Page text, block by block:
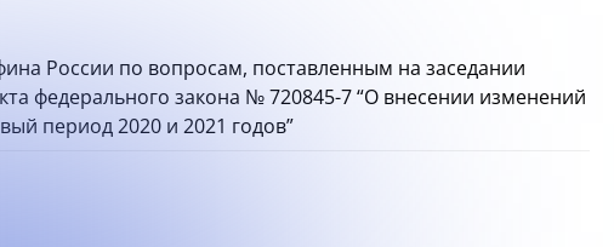
России по вопросам, поставленным на заседании
федерального закона № 720845-7 “О внесении изменений
период 2020 и 2021 годов”